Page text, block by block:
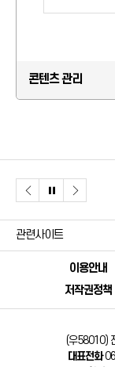
콘텐츠 관리
이용안내
저작권정책
관련사이트
(우58010)
대표전화